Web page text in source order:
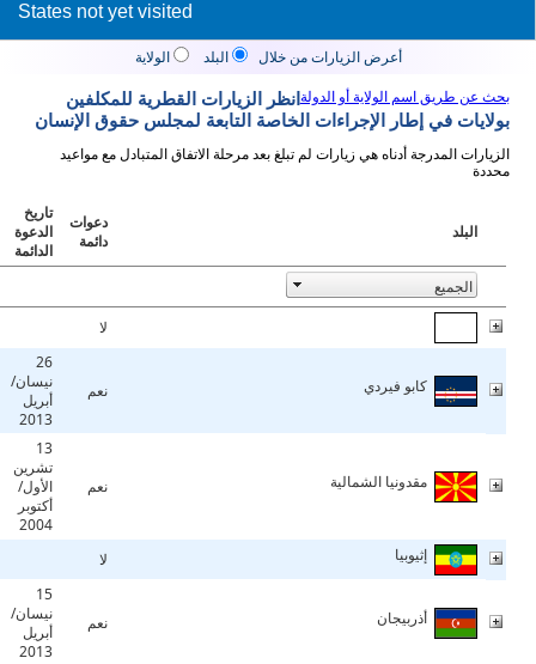
States not yet visited
أعرض الزيارات من خلال البلد الولاية
بحث عن طريق اسم الولاية أو الدولةانظر الزيارات القطرية للمكلفين
بولايات في إطار الإجراءات الخاصة التابعة لمجلس حقوق الإنسان
الزيارات المدرجة أدناه هي زيارات لم تبلغ بعد مرحلة الاتفاق المتبادل مع مواعيد
محددة
البلد
دعوات
دائمة
تاريخ
الدعوة
الدائمة
كابو فيردي نعم
26
نيسان/
أبريل
2013
مقدونيا الشمالية نعم
13
تشرين
الأول/
أكتوبر
2004
إثيوبيا
أذربيجان نعم
15
نيسان/
أبريل
2013